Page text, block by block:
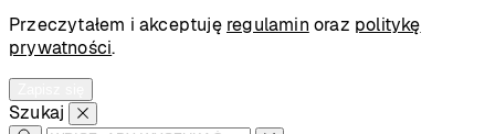
Przeczytałem i akceptuję regulamin oraz politykę
prywatności.
Szukaj